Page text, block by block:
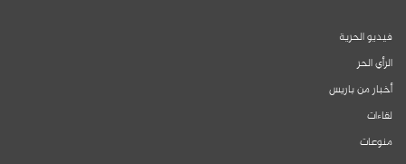
فيديو الحرية
الرأي الحر
أخبار من باريس
لقاءات
منوعات